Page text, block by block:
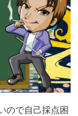
ので自己採点困